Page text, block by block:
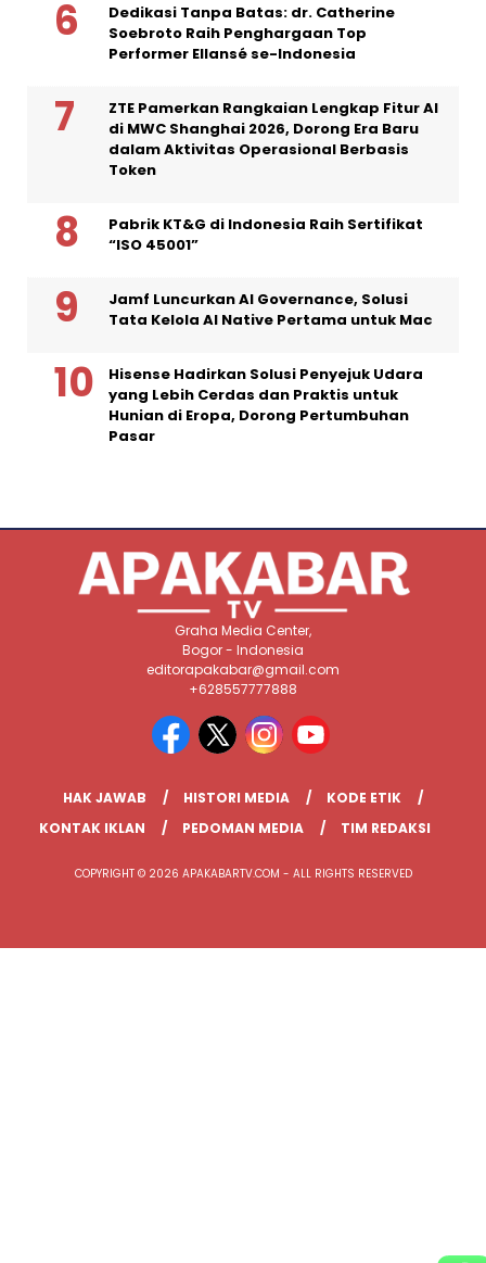
Dedikasi Tanpa Batas: dr. Catherine
Soebroto Raih Penghargaan Top
Performer Ellansé se-Indonesia
ZTE Pamerkan Rangkaian Lengkap Fitur AI
di MWC Shanghai 2026, Dorong Era Baru
dalam Aktivitas Operasional Berbasis
Token
Pabrik KT&G di Indonesia Raih Sertifikat
“ISO 45001”
Jamf Luncurkan AI Governance, Solusi
Tata Kelola AI Native Pertama untuk Mac
Hisense Hadirkan Solusi Penyejuk Udara
yang Lebih Cerdas dan Praktis untuk
Hunian di Eropa, Dorong Pertumbuhan
Pasar
Graha Media Center,
Bogor - Indonesia
editorapakabar@gmail.com
+628557777888
HAK JAWAB HISTORI MEDIA
KODE ETIK
KONTAK IKLAN
PEDOMAN MEDIA TIM REDAKSI
COPYRIGHT © 2026 APAKABARTV.COM - ALL RIGHTS RESERVED